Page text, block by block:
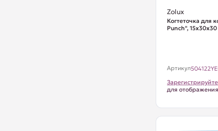
Zolux
Когтеточка для
Punch",
Артикул
для